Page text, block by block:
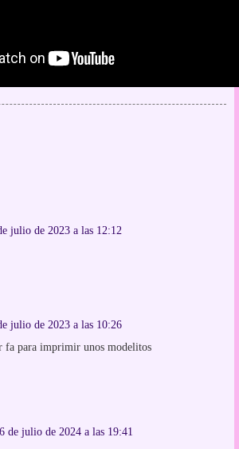
julio de 2023 a las 12:12
julio de 2023 a las 10:26
fa para imprimir unos modelitos
de julio de 2024 a las 19:41